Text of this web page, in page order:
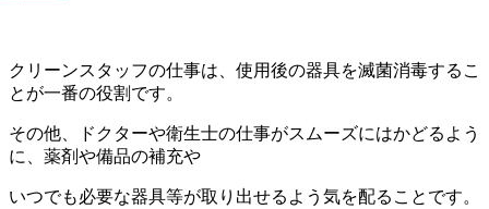
クリーンスタッフの仕事は、使用後の器具を滅菌消毒するこ
とが一番の役割です。
その他、ドクターや衛生士の仕事がスムーズにはかどるよう
に、薬剤や備品の補充や
いつでも必要な器具等が取り出せるよう気を配ることです。